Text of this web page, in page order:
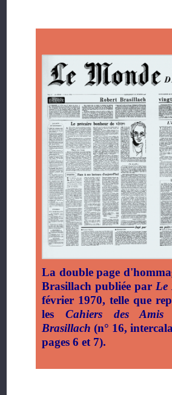
La double page
Brasillach publiée par Le
février 1970, telle que
les Cahiers des Amis
Brasillach (n° 16,
pages 6 et 7).